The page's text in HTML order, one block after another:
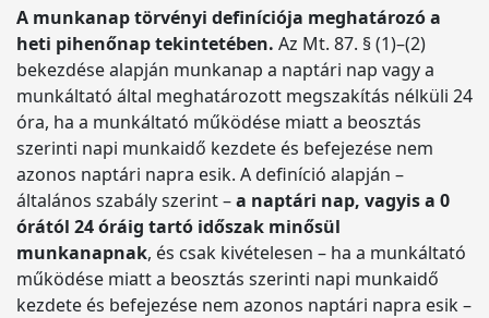
A munkanap törvényi definíciója meghatározó a
heti pihenőnap tekintetében. Az Mt. 87. § (1)–(2)
bekezdése alapján munkanap a naptári nap vagy a
munkáltató által meghatározott megszakítás nélküli 24
óra, ha a munkáltató működése miatt a beosztás
szerinti napi munkaidő kezdete és befejezése nem
azonos naptári napra esik. A definíció alapján –
általános szabály szerint –a naptári nap, vagyis a 0
órától 24 óráig tartó időszak minősül
munkanapnak, és csak kivételesen – ha a munkáltató
működése miatt a beosztás szerinti napi munkaidő
kezdete és befejezése nem azonos naptári napra esik –